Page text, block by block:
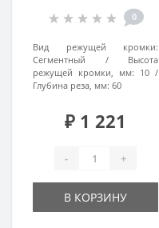
0
Вид режущей кромки:
Сегментный
Высота
режущей кромки, мм: 10
Глубина реза, мм: 60
₽ 1 221
- +
В КОРЗИНУ